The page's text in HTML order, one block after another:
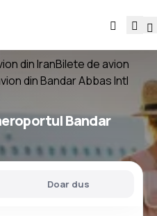
din IranBilete de avion
din Bandar Abbas Intl
Bandar
Doar dus